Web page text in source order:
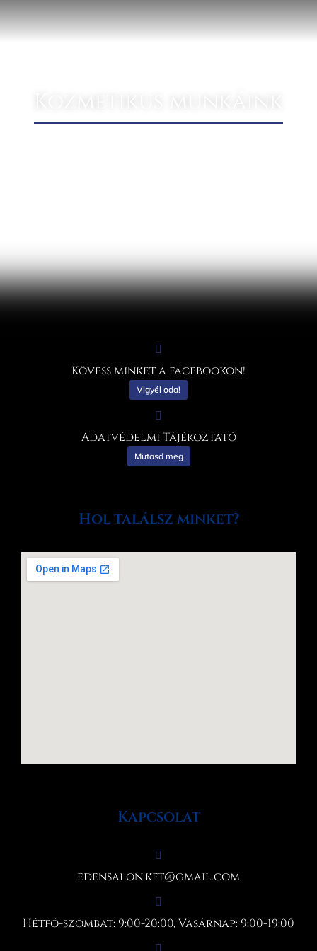
Kövess minket a facebookon!
Vigyél oda!
Adatvédelmi Tájékoztató
Mutasd meg
Hol találsz minket?
Kapcsolat
edensalon.kft@gmail.com
Hétfő-szombat: 9:00-20:00, Vasárnap: 9:00-19:00